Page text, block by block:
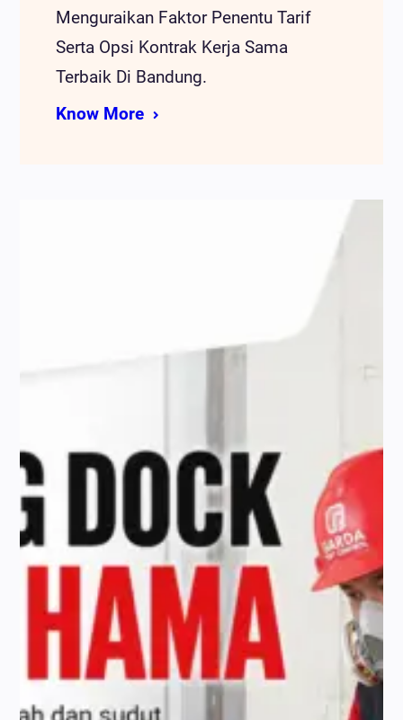
Menguraikan Faktor Penentu Tarif
Serta Opsi Kontrak Kerja Sama
Terbaik Di Bandung.
Know More